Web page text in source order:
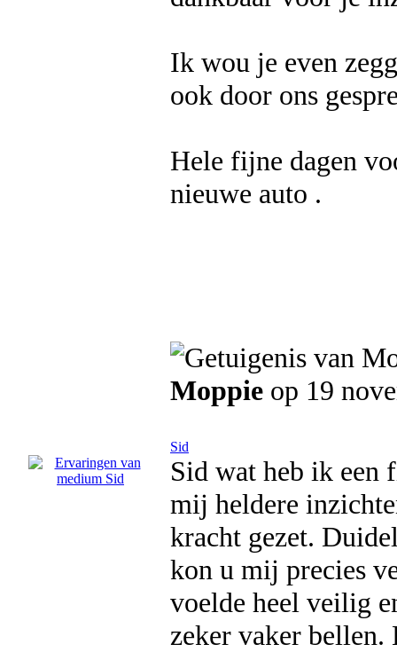
Ik wou je even
ook door ons
Hele fijne dagen
nieuwe auto .
Moppie op 19
Sid
Sid wat heb ik een
mij heldere
kracht gezet.
kon u mij precies
voelde heel veilig
zeker vaker bellen.